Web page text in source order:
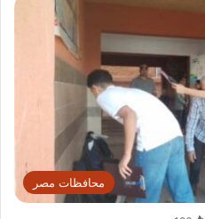
محافظات مصر